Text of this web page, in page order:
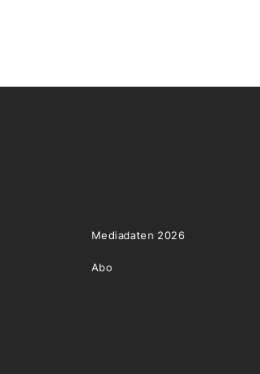
Mediadaten 2026
Abo